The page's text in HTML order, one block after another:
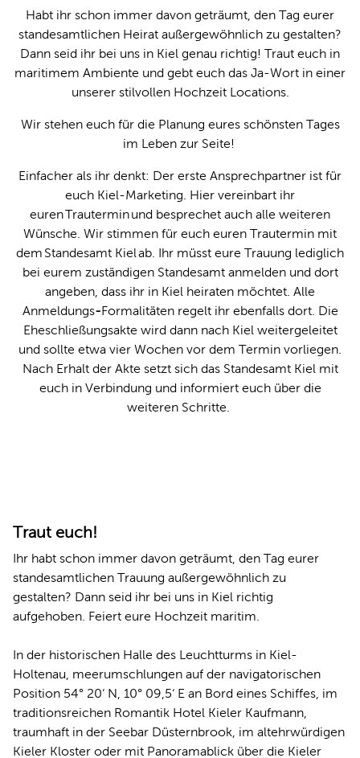
Habt ihr schon immer davon geträumt, den Tag eurer
standesamtlichen Heirat außergewöhnlich zu gestalten?
Dann seid ihr bei uns in Kiel genau richtig! Traut euch in
maritimem Ambiente und gebt euch das Ja-Wort in einer
unserer stilvollen Hochzeit Locations.
Wir stehen euch für die Planung eures schönsten Tages
im Leben zur Seite!
Einfacher als ihr denkt: Der erste Ansprechpartner ist für
euch Kiel-Marketing. Hier vereinbart ihr
euren Trautermin und besprechet auch alle weiteren
Wünsche. Wir stimmen für euch euren Trautermin mit
dem Standesamt Kiel ab. Ihr müsst eure Trauung lediglich
bei eurem zuständigen Standesamt anmelden und dort
angeben, dass ihr in Kiel heiraten möchtet. Alle
Anmeldungs-Formalitäten regelt ihr ebenfalls dort. Die
Eheschließungsakte wird dann nach Kiel weitergeleitet
und sollte etwa vier Wochen vor dem Termin vorliegen.
Nach Erhalt der Akte setzt sich das Standesamt Kiel mit
euch in Verbindung und informiert euch über die
weiteren Schritte.
Traut euch!
Ihr habt schon immer davon geträumt, den Tag eurer
standesamtlichen Trauung außergewöhnlich zu
gestalten? Dann seid ihr bei uns in Kiel richtig
aufgehoben. Feiert eure Hochzeit maritim.
In der historischen Halle des Leuchtturms in Kiel-
Holtenau, meerumschlungen auf der navigatorischen
Position 54° 20‘ N, 10° 09,5‘ E an Bord eines Schiffes, im
traditionsreichen Romantik Hotel Kieler Kaufmann,
traumhaft in der Seebar Düsternbrook, im altehrwürdigen
Kieler Kloster oder mit Panoramablick über die Kieler
Leichte